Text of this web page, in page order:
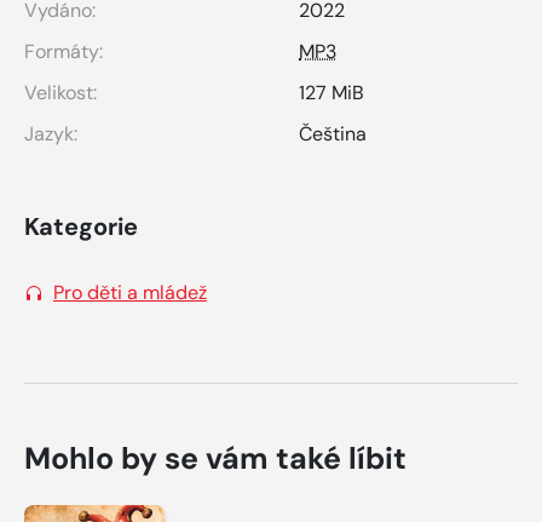
Vydáno:
2022
Formáty:
MP3
Velikost:
127 MiB
Jazyk:
Čeština
Kategorie
Pro děti a mládež
Mohlo by se vám také líbit